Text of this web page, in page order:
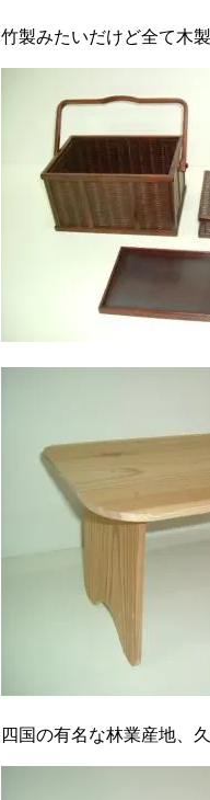
竹製みたいだけど全て木製
四国の有名な林業産地、